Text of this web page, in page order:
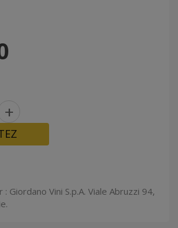
+
Giordano Vini S.p.A. Viale Abruzzi 94,